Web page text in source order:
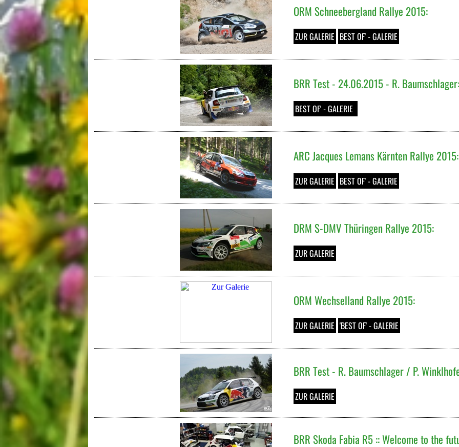
ORM Schneebergland Rallye 2015:
ZUR GALERIE BEST OF' - GALERIE
BRR Test - 24.06.2015 - R. Baumschlager:
BEST OF' - GALERIE
ARC Jacques Lemans Kärnten Rallye 2015:
ZUR GALERIE BEST OF' - GALERIE
DRM S-DMV Thüringen Rallye 2015:
ZUR GALERIE
ORM Wechselland Rallye 2015:
ZUR GALERIE 'BEST OF' - GALERIE
BRR Test - R. Baumschlager / P.
ZUR GALERIE
BRR Skoda Fabia R5 :: Welcome to the